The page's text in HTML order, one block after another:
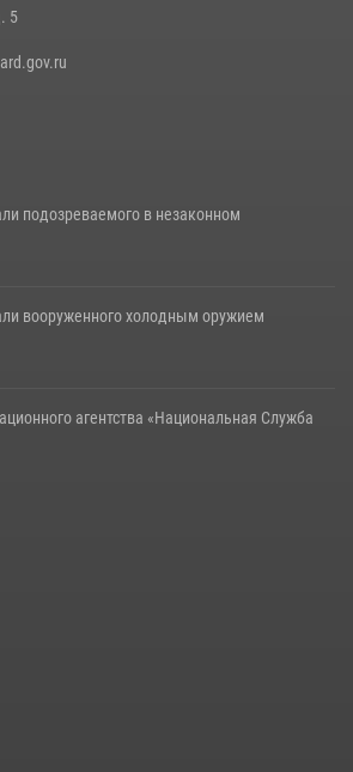
5
подозреваемого в незаконном
вооруженного холодным оружием
агентства «Национальная Служба